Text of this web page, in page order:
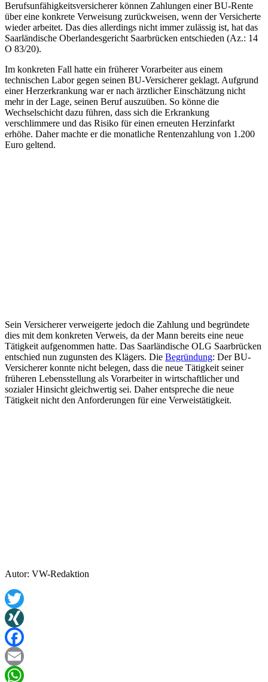
Berufsunfähigkeitsversicherer können Zahlungen einer BU-Rente
über eine konkrete Verweisung zurückweisen, wenn der Versicherte
wieder arbeitet. Das dies allerdings nicht immer zulässig ist, hat das
Saarländische Oberlandesgericht Saarbrücken entschieden (Az.: 14
O 83/20).
Im konkreten Fall hatte ein früherer Vorarbeiter aus einem
technischen Labor gegen seinen BU-Versicherer geklagt. Aufgrund
einer Herzerkrankung war er nach ärztlicher Einschätzung nicht
mehr in der Lage, seinen Beruf auszuüben. So könne die
Wechselschicht dazu führen, dass sich die Erkrankung
verschlimmere und das Risiko für einen erneuten Herzinfarkt
erhöhe. Daher machte er die monatliche Rentenzahlung von 1.200
Euro geltend.
Sein Versicherer verweigerte jedoch die Zahlung und begründete
dies mit dem konkreten Verweis, da der Mann bereits eine neue
Tätigkeit aufgenommen hatte. Das Saarländische OLG Saarbrücken
entschied nun zugunsten des Klägers. Die Begründung: Der BU-
Versicherer konnte nicht belegen, dass die neue Tätigkeit seiner
früheren Lebensstellung als Vorarbeiter in wirtschaftlicher und
sozialer Hinsicht gleichwertig sei. Daher entspreche die neue
Tätigkeit nicht den Anforderungen für eine Verweistätigkeit.
Autor: VW-Redaktion
Twitter
XING
Facebook
Email